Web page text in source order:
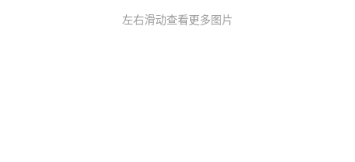
左右滑动查看更多图片